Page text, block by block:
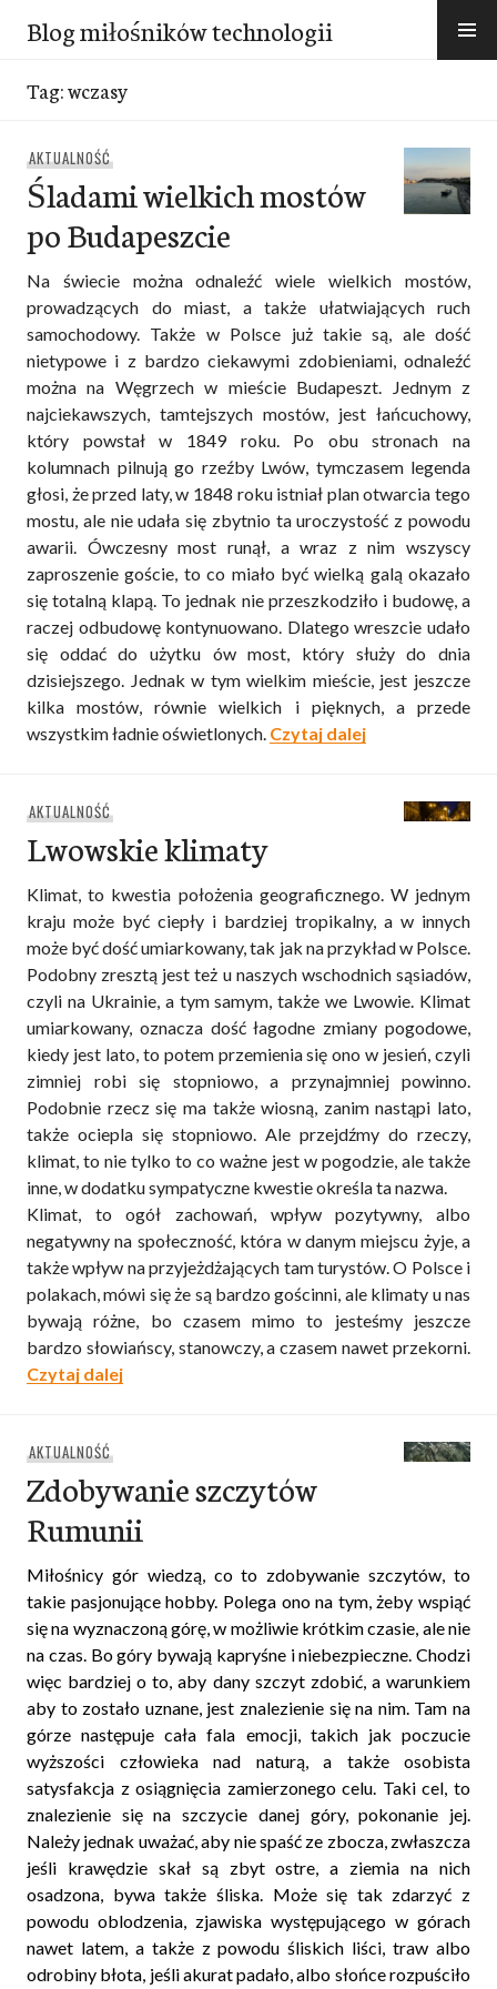
Blog miłośników technologii
Tag:wczasy
AKTUALNOŚĆ
Śladami wielkich mostów
po Budapeszcie
Na świecie można odnaleźć wiele wielkich mostów,
prowadzących do miast, a także ułatwiających ruch
samochodowy. Także w Polsce już takie są, ale dość
nietypowe i z bardzo ciekawymi zdobieniami, odnaleźć
można na Węgrzech w mieście Budapeszt. Jednym z
najciekawszych, tamtejszych mostów, jest łańcuchowy,
który powstał w 1849 roku. Po obu stronach na
kolumnach pilnują go rzeźby Lwów, tymczasem legenda
głosi, że przed laty, w 1848 roku istniał plan otwarcia tego
mostu, ale nie udała się zbytnio ta uroczystość z powodu
awarii. Ówczesny most runął, a wraz z nim wszyscy
zaproszenie goście, to co miało być wielką galą okazało
się totalną klapą. To jednak nie przeszkodziło i budowę, a
raczej odbudowę kontynuowano. Dlatego wreszcie udało
się oddać do użytku ów most, który służy do dnia
dzisiejszego. Jednak w tym wielkim mieście, jest jeszcze
kilka mostów, równie wielkich i pięknych, a przede
wszystkim ładnie oświetlonych. Czytaj dalej„Śladami
AKTUALNOŚĆ
Lwowskie klimaty
Klimat, to kwestia położenia geograficznego. W jednym
kraju może być ciepły i bardziej tropikalny, a w innych
może być dość umiarkowany, tak jak na przykład w Polsce.
Podobny zresztą jest też u naszych wschodnich sąsiadów,
czyli na Ukrainie, a tym samym, także we Lwowie. Klimat
umiarkowany, oznacza dość łagodne zmiany pogodowe,
kiedy jest lato, to potem przemienia się ono w jesień, czyli
zimniej robi się stopniowo, a przynajmniej powinno.
Podobnie rzecz się ma także wiosną, zanim nastąpi lato,
także ociepla się stopniowo. Ale przejdźmy do rzeczy,
klimat, to nie tylko to co ważne jest w pogodzie, ale także
inne, w dodatku sympatyczne kwestie określa ta nazwa.
Klimat, to ogół zachowań, wpływ pozytywny, albo
negatywny na społeczność, która w danym miejscu żyje, a
także wpływ na przyjeżdżających tam turystów. O Polsce i
polakach, mówi się że są bardzo gościnni, ale klimaty u nas
bywają różne, bo czasem mimo to jesteśmy jeszcze
bardzo słowiańscy, stanowczy, a czasem nawet przekorni.
Czytaj dalej„Lwowskie klimaty”
AKTUALNOŚĆ
Zdobywanie szczytów
Rumunii
Miłośnicy gór wiedzą, co to zdobywanie szczytów, to
takie pasjonujące hobby. Polega ono na tym, żeby wspiąć
się na wyznaczoną górę, w możliwie krótkim czasie, ale nie
na czas. Bo góry bywają kapryśne i niebezpieczne. Chodzi
więc bardziej o to, aby dany szczyt zdobić, a warunkiem
aby to zostało uznane, jest znalezienie się na nim. Tam na
górze następuje cała fala emocji, takich jak poczucie
wyższości człowieka nad naturą, a także osobista
satysfakcja z osiągnięcia zamierzonego celu. Taki cel, to
znalezienie się na szczycie danej góry, pokonanie jej.
Należy jednak uważać, aby nie spaść ze zbocza, zwłaszcza
jeśli krawędzie skał są zbyt ostre, a ziemia na nich
osadzona, bywa także śliska. Może się tak zdarzyć z
powodu oblodzenia, zjawiska występującego w górach
nawet latem, a także z powodu śliskich liści, traw albo
odrobiny błota, jeśli akurat padało, albo słońce rozpuściło